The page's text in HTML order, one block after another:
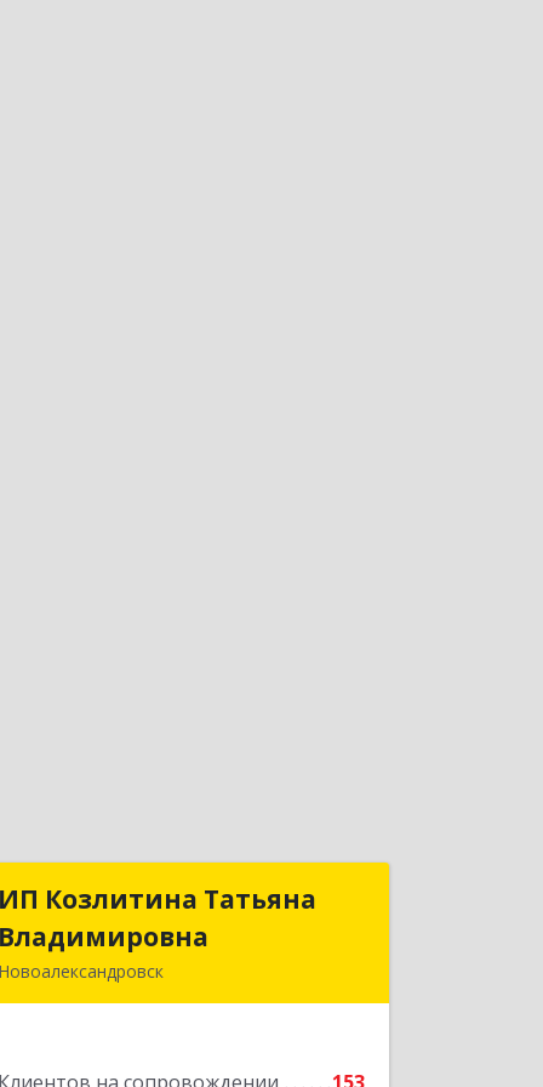
ИП Козлитина Татьяна
Владимировна
Новоалександровск
ИП Козлитина Татьяна
Владимировна